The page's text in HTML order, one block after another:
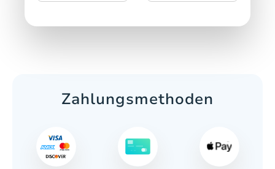
Zahlungsmethoden